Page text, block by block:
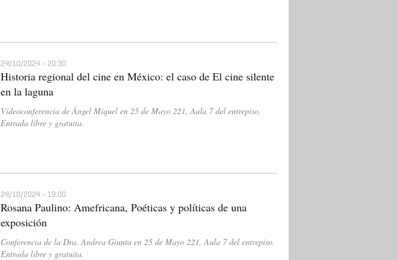
24/10/2024 - 20:30
Historia regional del cine en México: el caso de El cine silente
en la laguna
Videoconferencia de Ángel Miquel en 25 de Mayo 221, Aula 7 del entrepiso.
Entrada libre y gratuita.
24/10/2024 - 19:00
Rosana Paulino: Amefricana, Poéticas y políticas de una
exposición
Conferencia de la Dra. Andrea Giunta en 25 de Mayo 221, Aula 7 del entrepiso.
Entrada libre y gratuita.